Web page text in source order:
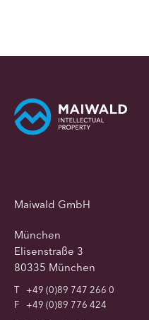
Maiwald GmbH
München
Elisenstraße 3
80335 München
T
+49 (0)89 747 266 0
F
+49 (0)89 776 424